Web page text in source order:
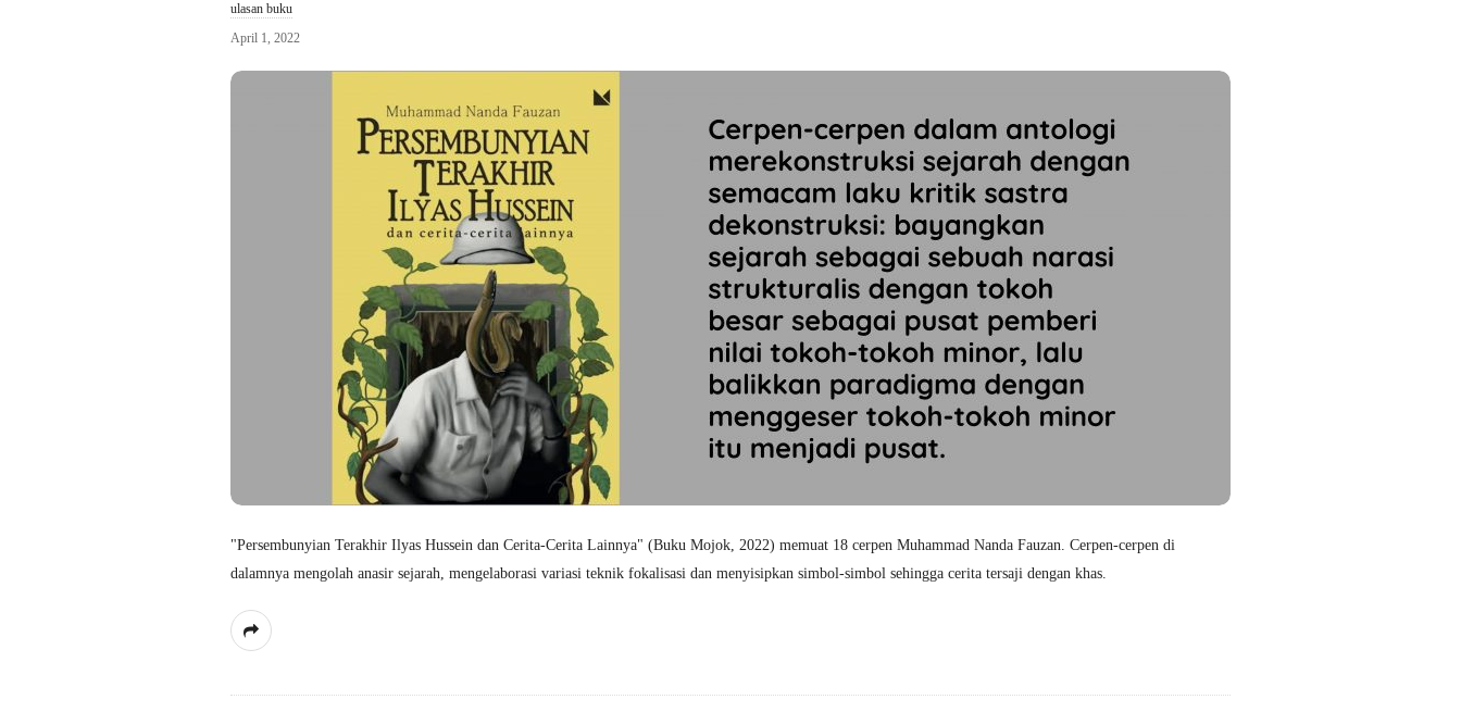
ulasan buku
April 1, 2022
"Persembunyian Terakhir Ilyas Hussein dan Cerita-Cerita Lainnya" (Buku Mojok, 2022) memuat 18 cerpen Muhammad Nanda Fauzan. Cerpen-cerpen di
dalamnya mengolah anasir sejarah, mengelaborasi variasi teknik fokalisasi dan menyisipkan simbol-simbol sehingga cerita tersaji dengan khas.